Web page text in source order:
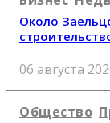
Около
06 августа
Общество